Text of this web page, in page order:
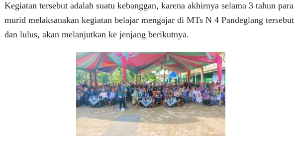
Kegiatan tersebut adalah suatu kebanggan, karena akhirnya selama 3 tahun para
murid melaksanakan kegiatan belajar mengajar di MTs N 4 Pandeglang tersebut
dan lulus, akan melanjutkan ke jenjang berikutnya.